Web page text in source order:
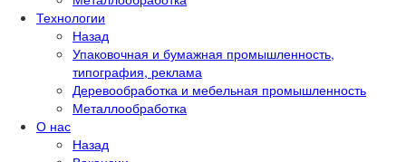
Технологии
Назад
Упаковочная и бумажная промышленность,
типография, реклама
Деревообработка и мебельная промышленность
Металлообработка
О нас
Назад